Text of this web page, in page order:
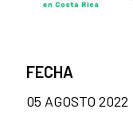
FECHA
05 AGOSTO 2022